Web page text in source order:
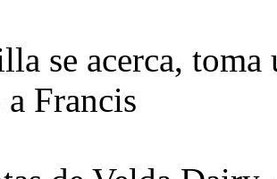
se acerca,
Francis